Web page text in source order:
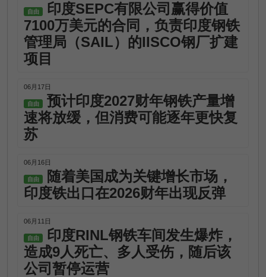
自由
印度SEPC有限公司赢得价值
7100万美元的合同，负责印度钢铁
管理局（SAIL）的IISCO钢厂扩建
项目
06月17日
自由
预计印度2027财年钢铁产量增
速将放缓，但消费可能逐年更快复
苏
06月16日
自由
随着美国成为关键增长市场，
印度铁出口在2026财年出现反弹
06月11日
自由
印度RINL钢铁车间发生爆炸，
造成9人死亡、多人受伤，随后该
公司暂停运营